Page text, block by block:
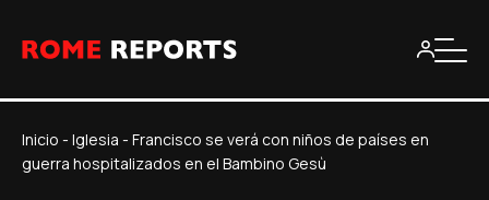
Inicio - Iglesia - Francisco se verá con niños de países en
guerra hospitalizados en el Bambino Gesù